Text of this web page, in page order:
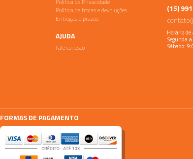
Política de Privacidade
Política de trocas e devoluções
Entregas e prazos
AJUDA
Fale conosco
(15)
Horário
Segunda
Sábado:
FORMAS DE PAGAMENTO